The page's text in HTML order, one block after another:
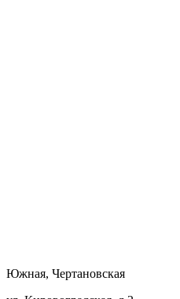
Южная, Чертановская